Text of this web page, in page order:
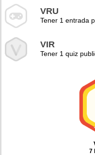
VRU
Tener 1 entrada
VIR
Tener 1 quiz
7